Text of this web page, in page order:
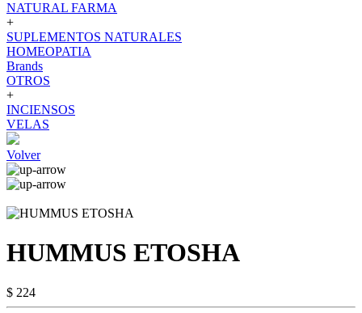
NATURAL FARMA
+
SUPLEMENTOS NATURALES
HOMEOPATIA
Brands
OTROS
+
INCIENSOS
VELAS
Volver
HUMMUS ETOSHA
$ 224